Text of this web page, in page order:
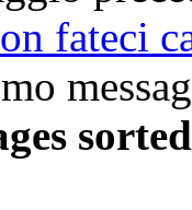
fateci